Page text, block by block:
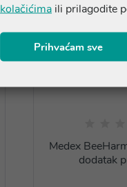
Medex
dodatak
kolačićima ili prilagodite
Prihvaćam sve